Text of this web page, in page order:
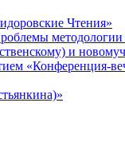
Чтения»
и